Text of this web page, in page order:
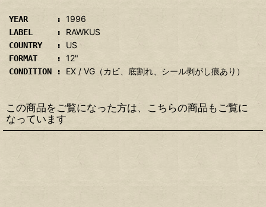
YEAR : 1996
LABEL : RAWKUS
COUNTRY : US
FORMAT : 12"
CONDITION : EX / VG（カビ、底割れ、シール剥がし痕あり）
この商品をご覧になった方は、こちらの商品もご覧に
なっています